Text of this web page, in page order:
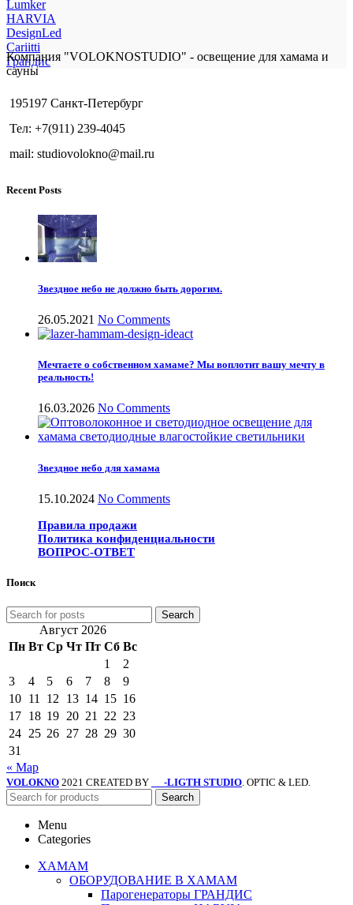
Lumker
HARVIA
DesignLed
Cariitti
Грандис
Компания "VOLOKNOSTUDIO" - освещение для хамама и
сауны
195197 Санкт-Петербург
Тел: +7(911) 239-4045
mail: studiovolokno@mail.ru
Recent Posts
Звездное небо не должно быть дорогим.
26.05.2021 No Comments
Мечтаете о собственном хамаме? Мы воплотит вашу мечту в
реальность!
16.03.2026 No Comments
Звездное небо для хамама
15.10.2024 No Comments
Правила продажи
Политика конфиденциальности
ВОПРОС-ОТВЕТ
Поиск
Search
Август 2026
Пн Вт Ср Чт Пт Сб Вс
1
2
3
4 5 6 7 8
9
10 11 12 13 14 15 16
17 18 19 20 21 22 23
24 25 26 27 28 29 30
31
« Мар
VOLOKNO 2021 CREATED BY -LIGTH STUDIO. OPTIC & LED.
Search
Menu
Categories
ХАМАМ
ОБОРУДОВАНИЕ В ХАМАМ
Парогенераторы ГРАНДИС